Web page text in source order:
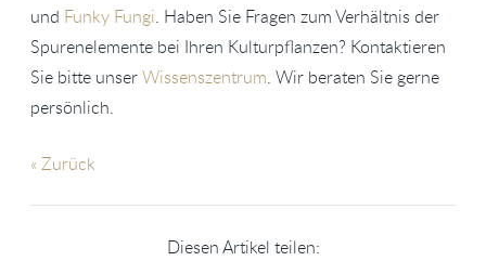
und Funky Fungi. Haben Sie Fragen zum Verhältnis der
Spurenelemente bei Ihren Kulturpflanzen? Kontaktieren
Sie bitte unserWissenszentrum. Wir beraten Sie gerne
persönlich.
« Zurück
Diesen Artikel teilen: